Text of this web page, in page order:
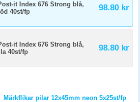
it Index 676 Strong blå,
40st/fp
98.80 kr
it Index 676 Strong blå,
40st/fp
98.80 kr
Märkflikar pilar 12x45mm neon 5x25st/fp